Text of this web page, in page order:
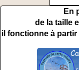
En
de la taille
il fonctionne à partir